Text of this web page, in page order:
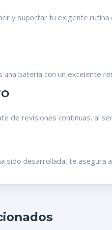
y suportar tu exigente
una batería con un excelente
de revisiones continuas, al
sido desarrollada, te